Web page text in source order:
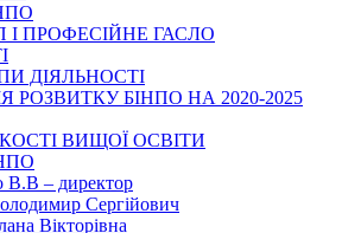
І ПРОФЕСІЙНЕ ГАСЛО
ДІЯЛЬНОСТІ
РОЗВИТКУ БІНПО НА 2020-2025
ВИЩОЇ ОСВІТИ
В.В – директор
Сергійович
Вікторівна